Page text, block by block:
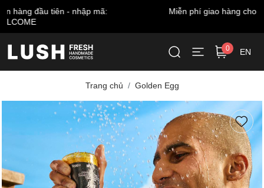
Miễn phí giao hàng cho đơn từ 999.000 VNĐ*
0 EN
Trang chủ Golden Egg